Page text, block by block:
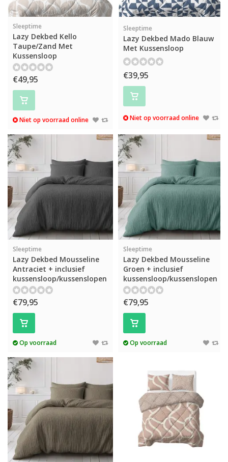
Sleeptime
Lazy Dekbed Kello
Taupe/Zand Met
Kussensloop
€49,95
Niet op voorraad online
Sleeptime
Lazy Dekbed Mado Blauw
Met Kussensloop
€39,95
Niet op voorraad online
Sleeptime
Lazy Dekbed Mousseline
Antraciet + inclusief
kussensloop/kussenslopen
€79,95
Op voorraad
Sleeptime
Lazy Dekbed Mousseline
Groen + inclusief
kussensloop/kussenslopen
€79,95
Op voorraad